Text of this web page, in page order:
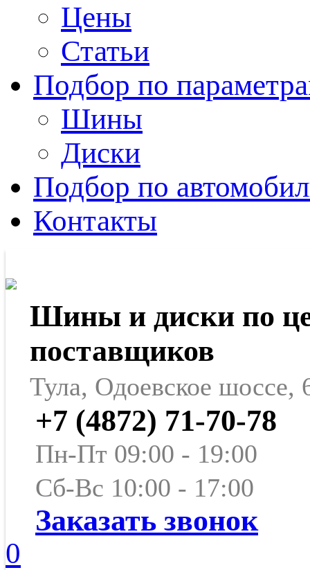
Цены
Статьи
Подбор по
Шины
Диски
Подбор по
Контакты
Шины и диски по
поставщиков
Тула, Одоевское шоссе,
+7 (4872) 71-70-78
Пн-Пт 09:00 - 19:00
Сб-Вс 10:00 - 17:00
Заказать звонок
0